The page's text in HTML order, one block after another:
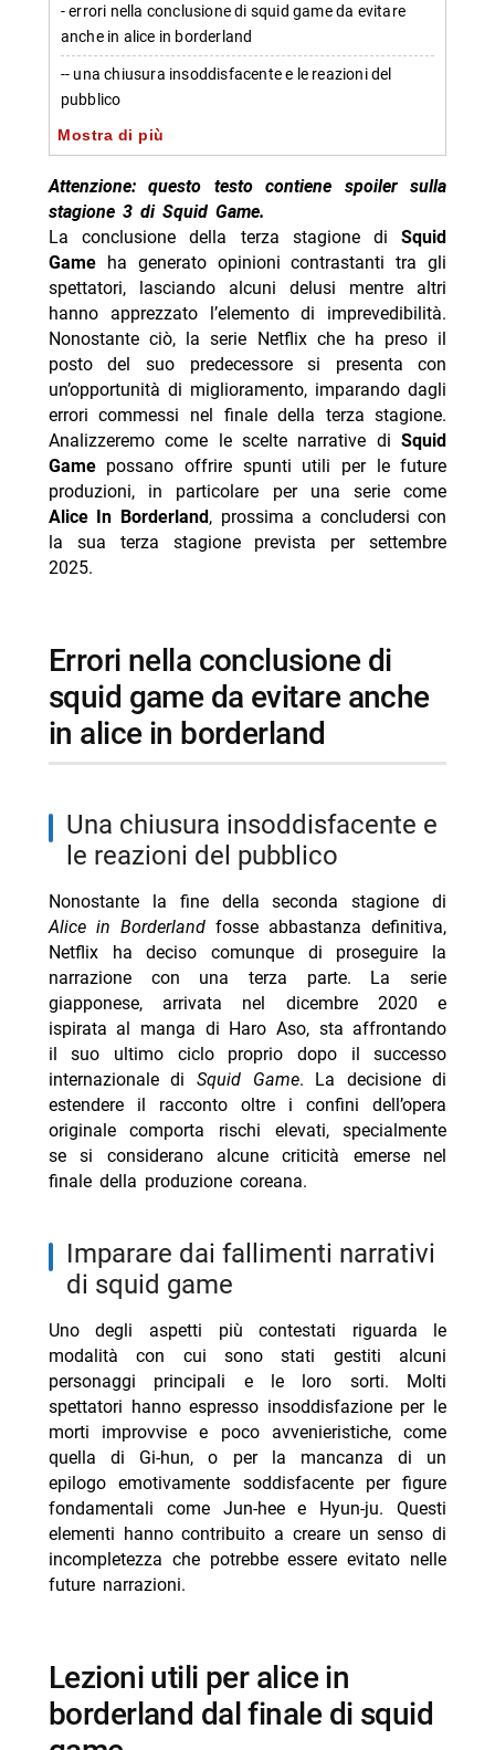
- errori nella conclusione di squid game da evitare
anche in alice in borderland
-- una chiusura insoddisfacente e le reazioni del
pubblico
-- imparare dai fallimenti narrativi di squid game
- lezioni utili per alice in borderland dal finale di squid
game
-- come trattare le morti dei protagonisti senza
alienare gli spettatori
-- espandere oltre il materiale originale senza perdere
coerenza
- personaggi e cast principali della serie
anime/manga
-- Scopri di più da Jump the shark
-- RispondiAnnulla risposta
- Gloria! film Margherita Vicario dal 24 agosto Netflix
- Gerry Scotti e Monica Setta: compleanni in Puglia
- Cent’anni di solitudine finale 26 agosto Netflix
Mostra di più
Attenzione: questo testo contiene spoiler sulla
stagione 3 di Squid Game.
La conclusione della terza stagione diSquid
Gameha generato opinioni contrastanti tra gli
spettatori, lasciando alcuni delusi mentre altri
hanno apprezzato l’elemento di imprevedibilità.
Nonostante ciò, la serie Netflix che ha preso il
posto del suo predecessore si presenta con
un’opportunità di miglioramento, imparando dagli
errori commessi nel finale della terza stagione.
Analizzeremo come le scelte narrative diSquid
Gamepossano offrire spunti utili per le future
produzioni, in particolare per una serie come
Alice In Borderland, prossima a concludersi con
la sua terza stagione prevista per settembre
2025.
errori nella conclusione di
squid game da evitare anche
in alice in borderland
una chiusura insoddisfacente e
le reazioni del pubblico
Nonostante la fine della seconda stagione di
Alice in Borderlandfosse abbastanza definitiva,
Netflix ha deciso comunque di proseguire la
narrazione con una terza parte. La serie
giapponese, arrivata nel dicembre 2020 e
ispirata al manga di Haro Aso, sta affrontando
il suo ultimo ciclo proprio dopo il successo
internazionale di Squid Game. La decisione di
estendere il racconto oltre i confini dell’opera
originale comporta rischi elevati, specialmente
se si considerano alcune criticità emerse nel
finale della produzione coreana.
imparare dai fallimenti narrativi
di squid game
Uno degli aspetti più contestati riguarda le
modalità con cui sono stati gestiti alcuni
personaggi principali e le loro sorti. Molti
spettatori hanno espresso insoddisfazione per le
morti improvvise e poco avvenieristiche, come
quella di Gi-hun, o per la mancanza di un
epilogo emotivamente soddisfacente per figure
fondamentali come Jun-hee e Hyun-ju. Questi
elementi hanno contribuito a creare un senso di
incompletezza che potrebbe essere evitato nelle
future narrazioni.
lezioni utili per alice in
borderland dal finale di squid